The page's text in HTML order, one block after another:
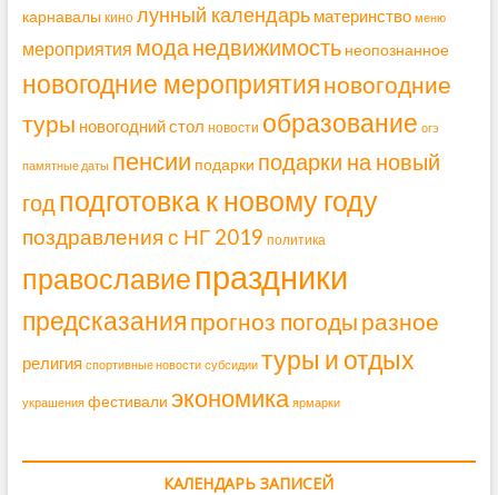
карнавалы кино лунный календарь материнство меню
мероприятия мода недвижимость неопознанное
новогодние мероприятия новогодние
туры новогодний стол новости образование огэ
памятные даты пенсии подарки подарки на новый
год подготовка к новому году
поздравления с НГ 2019 политика
православие праздники
предсказанияпрогноз погоды разное
религия спортивные новости субсидии туры и отдых
украшения фестивали экономика ярмарки
КАЛЕНДАРЬ ЗАПИСЕЙ